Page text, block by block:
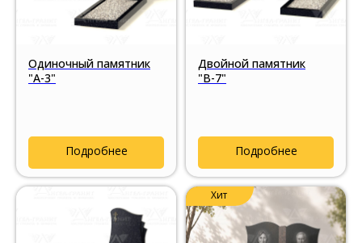
Одиночный памятник
"А-3"
Подробнее
Двойной памятник
"В-7"
Подробнее
Хит